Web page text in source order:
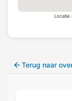
Locatie
Terug naar